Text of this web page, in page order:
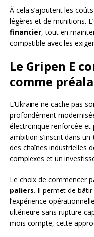
À cela s’ajoutent les
légères et de munitions.
financier, tout en
compatible avec les
Le Gripen E
comme
L’Ukraine ne cache pas
profondément
électronique renforcée et
ambition s’inscrit dans un
des chaînes industrielles
complexes et un
Le choix de commencer
paliers. Il permet de bâtir
l’expérience
ultérieure sans rupture
mois compte, cette